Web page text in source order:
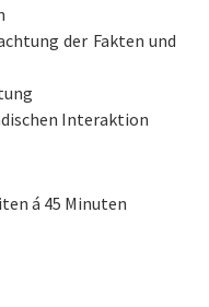
der Fakten und
Interaktion
á 45 Minuten